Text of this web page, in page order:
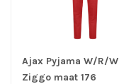
Ajax Pyjama W/R/W
Ziggo maat 176